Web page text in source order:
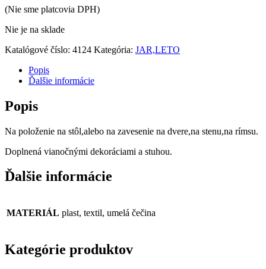
(Nie sme platcovia DPH)
Nie je na sklade
Katalógové číslo: 4124 Kategória: JAR,LETO
Popis
Ďalšie informácie
Popis
Na položenie na stôl,alebo na zavesenie na dvere,na stenu,na rímsu.
Doplnená vianočnými dekoráciami a stuhou.
Ďalšie informácie
MATERIÁL plast, textil, umelá čečina
Kategórie produktov